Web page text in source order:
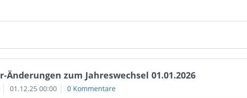
zum Jahreswechsel 01.01.2026
01.12.25 00:00 0 Kommentare